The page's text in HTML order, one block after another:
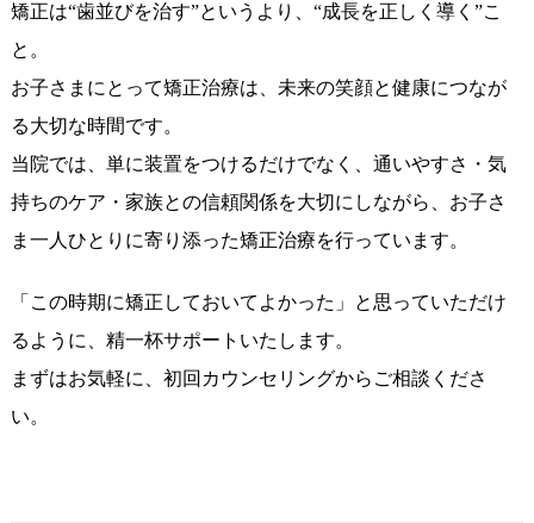
矯正は“歯並びを治す”というより、“成長を正しく導く”こ
と。
お子さまにとって矯正治療は、未来の笑顔と健康につなが
る大切な時間です。
当院では、単に装置をつけるだけでなく、通いやすさ・気
持ちのケア・家族との信頼関係を大切にしながら、お子さ
ま一人ひとりに寄り添った矯正治療を行っています。
「この時期に矯正しておいてよかった」と思っていただけ
るように、精一杯サポートいたします。
まずはお気軽に、初回カウンセリングからご相談くださ
い。